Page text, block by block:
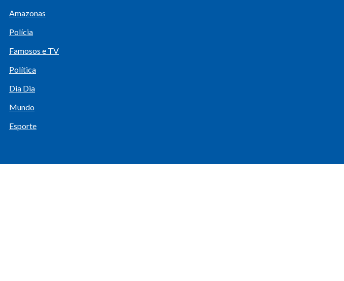
Amazonas
Polícia
Famosos e TV
Política
Dia Dia
Mundo
Esporte